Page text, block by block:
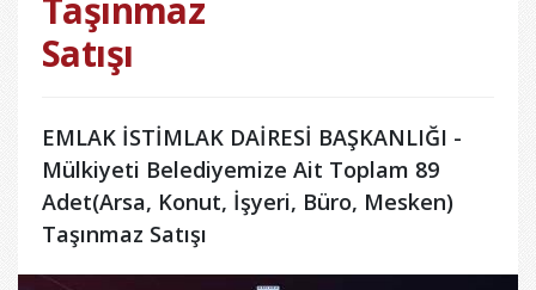
Taşınmaz
Satışı
EMLAK İSTİMLAK DAİRESİ BAŞKANLIĞI -
Mülkiyeti Belediyemize Ait Toplam 89
Adet(Arsa, Konut, İşyeri, Büro, Mesken)
Taşınmaz Satışı